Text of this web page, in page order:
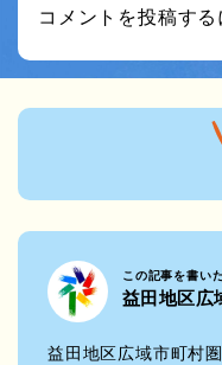
コメントを投稿する
益田地区広
この記事を書い
益田地区広域市町村